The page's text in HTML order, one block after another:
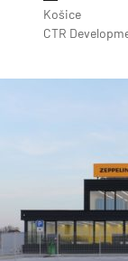
Košice
CTR